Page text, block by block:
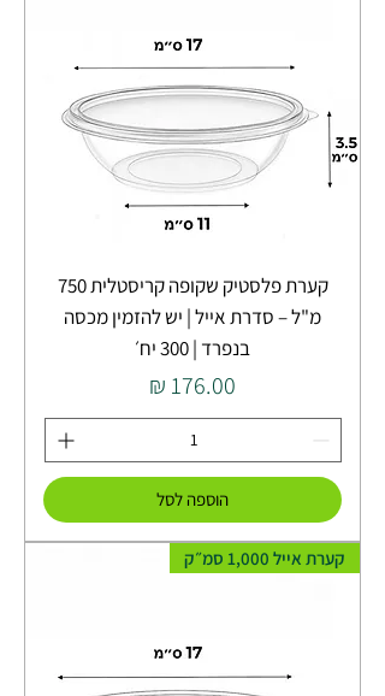
קערת פלסטיק שקופה קריסטלית 750
מ"ל – סדרת אייל | יש להזמין מכסה
בנפרד | 300 יח׳
מחיר
הוספה לסל
קערת אייל 1,000 סמ״ק